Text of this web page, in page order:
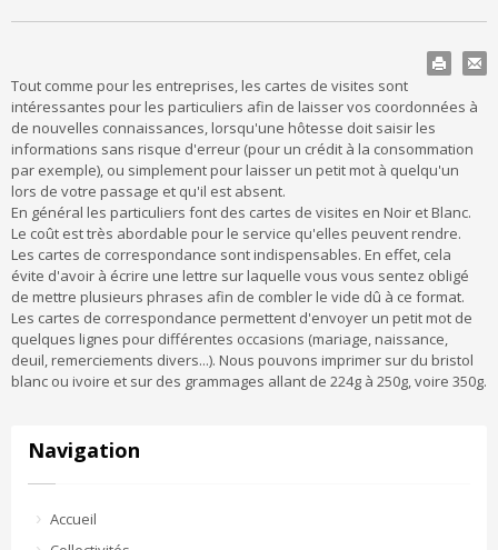
Tout comme pour les entreprises, les cartes de visites sont
intéressantes pour les particuliers afin de laisser vos coordonnées à
de nouvelles connaissances, lorsqu'une hôtesse doit saisir les
informations sans risque d'erreur (pour un crédit à la consommation
par exemple), ou simplement pour laisser un petit mot à quelqu'un
lors de votre passage et qu'il est absent.
En général les particuliers font des cartes de visites en Noir et Blanc.
Le coût est très abordable pour le service qu'elles peuvent rendre.
Les cartes de correspondance sont indispensables. En effet, cela
évite d'avoir à écrire une lettre sur laquelle vous vous sentez obligé
de mettre plusieurs phrases afin de combler le vide dû à ce format.
Les cartes de correspondance permettent d'envoyer un petit mot de
quelques lignes pour différentes occasions (mariage, naissance,
deuil, remerciements divers...). Nous pouvons imprimer sur du bristol
blanc ou ivoire et sur des grammages allant de 224g à 250g, voire 350g.
Navigation
Accueil